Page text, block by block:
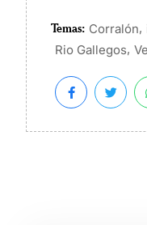
Temas: Corralón,
Rio Gallegos,